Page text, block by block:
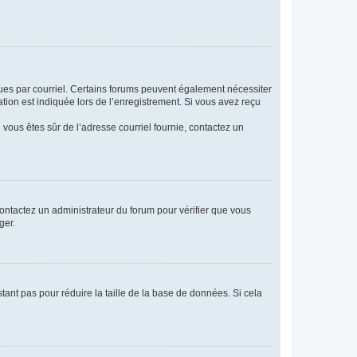
par courriel. Certains forums peuvent également nécessiter
est indiquée lors de l’enregistrement. Si vous avez reçu
êtes sûr de l’adresse courriel fournie, contactez un
un administrateur du forum pour vérifier que vous
pas pour réduire la taille de la base de données. Si cela